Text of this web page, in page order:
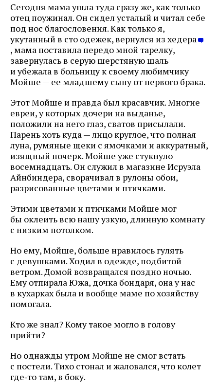
Сегодня мама ушла туда сразу же, как только
отец поужинал. Он сидел усталый и читал себе
под нос благословения. Как только я,
укутанный в сто одежек, вернулся из хедера
, мама поставила передо мной тарелку,
завернулась в серую шерстяную шаль
и убежала в больницу к своему любимчику
Мойше — ее младшему сыну от первого брака.
Этот Мойше и правда был красавчик. Многие
евреи, у которых дочери на выданье,
положили на него глаз, сватов присылали.
Парень хоть куда — лицо круглое, что полная
луна, румяные щеки с ямочками и аккуратный,
изящный почерк. Мойше уже стукнуло
восемнадцать. Он служил в магазине Исруэла
Айнбиндера, сворачивал в рулоны обои,
разрисованные цветами и птичками.
Этими цветами и птичками Мойше мог
бы оклеить всю нашу узкую, длинную комнату
с низким потолком.
Но ему, Мойше, больше нравилось гулять
с девушками. Ходил в одежде, подбитой
ветром. Домой возвращался поздно ночью.
Ему отпирала Южа, дочка бондаря, она у нас
в кухарках была и вообще маме по хозяйству
помогала.
Кто же знал? Кому такое могло в голову
прийти?
Но однажды утром Мойше не смог встать
с постели. Тихо стонал и жаловался, что колет
где‑то там, в боку.